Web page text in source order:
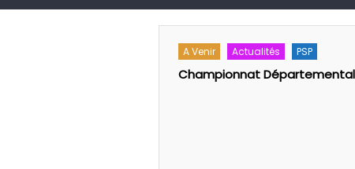
PSP
Championnat Départemental PSP 68